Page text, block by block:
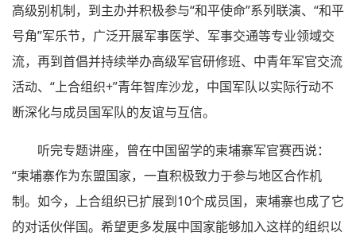
高级别机制，到主办并积极参与“和平使命”系列联演、“和平
号角”军乐节，广泛开展军事医学、军事交通等专业领域交
流，再到首倡并持续举办高级军官研修班、中青年军官交流
活动、“上合组织+”青年智库沙龙，中国军队以实际行动不
断深化与成员国军队的友谊与互信。
听完专题讲座，曾在中国留学的柬埔寨军官赛西说：
“柬埔寨作为东盟国家，一直积极致力于参与地区合作机
制。如今，上合组织已扩展到10个成员国，柬埔寨也成了它
的对话伙伴国。希望更多发展中国家能够加入这样的组织以